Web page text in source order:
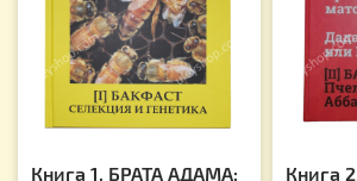
Книга 1. БРАТА АДАМА: Книга